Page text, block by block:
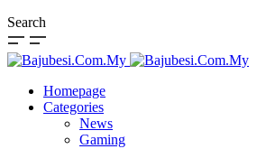
Search
Homepage
Categories
News
Gaming